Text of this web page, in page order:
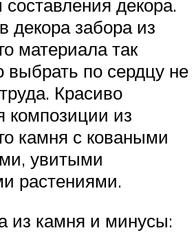
декора.
декора забора из
материала так
выбрать по сердцу не
Красиво
композиции из
камня с коваными
увитыми
растениями.
из камня и минусы: